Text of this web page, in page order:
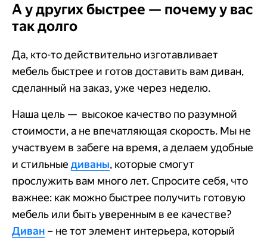
А у других быстрее — почему у вас
так долго
Да, кто-то действительно изготавливает
мебель быстрее и готов доставить вам диван,
сделанный на заказ, уже через неделю.
Наша цель — высокое качество по разумной
стоимости, а не впечатляющая скорость. Мы не
участвуем в забеге на время, а делаем удобные
и стильные диваны, которые смогут
прослужить вам много лет. Спросите себя, что
важнее: как можно быстрее получить готовую
мебель или быть уверенным в ее качестве?
Диван – не тот элемент интерьера, который